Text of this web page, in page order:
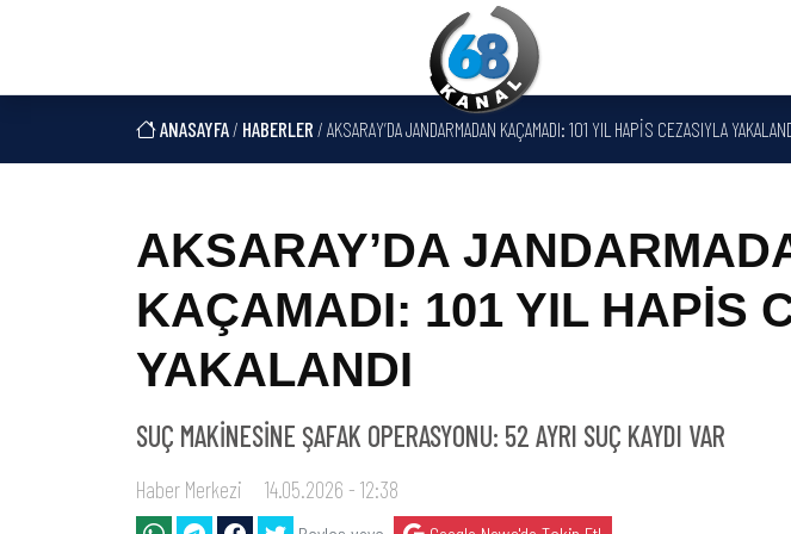
ANASAYFA/ HABERLER / AKSARAY’DA JANDARMADAN KAÇAMADI: 101 YIL HAPİS CEZASIYLA
AKSARAY’DA
KAÇAMADI: 101 YIL HAPİS
YAKALANDI
SUÇ MAKİNESİNE ŞAFAK OPERASYONU: 52 AYRI SUÇ KAYDI VAR
Haber Merkezi 14.05.2026 - 12:38